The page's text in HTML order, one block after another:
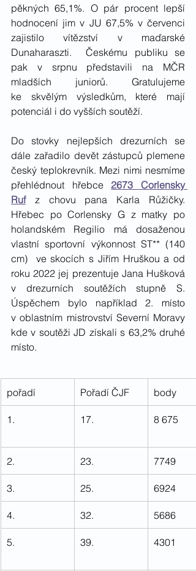
pěkných 65,1%. O pár procent lepší
hodnocení jim v JU 67,5% v červenci
zajistilo vítězství v maďarské
Dunaharaszti.  Českému publiku se
pak v srpnu představili na MČR
mladších juniorů. Gratulujeme
ke skvělým výsledkům, které mají
potenciál i do vyšších soutěží.
Do stovky nejlepších drezurních se
dále zařadilo devět zástupců plemene
český teplokrevník. Mezi nimi nesmíme
přehlédnout hřebce 2673 Corlensky
Ruf z chovu pana Karla Růžičky.
Hřebec po Corlensky G z matky po
holandském Regilio má dosaženou
vlastní sportovní výkonnost ST** (140
cm)  ve skocích s Jiřím Hruškou a od
roku 2022 jej prezentuje Jana Hušková
v drezurních soutěžích stupně S.
Úspěchem bylo například 2. místo
v oblastním mistrovství Severní Moravy
kde v soutěži JD získali s 63,2% druhé
místo.
pořadí Pořadí ČJF body
1. 17. 8 675
2. 23. 7749
3. 25. 6924
4. 32. 5686
5. 39. 4301